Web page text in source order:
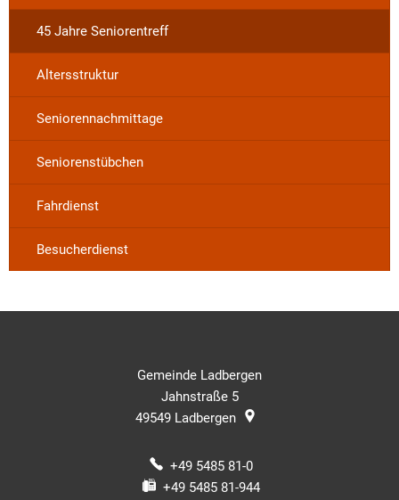
45 Jahre Seniorentreff
Altersstruktur
Seniorennachmittage
Seniorenstübchen
Fahrdienst
Besucherdienst
Gemeinde Ladbergen
Jahnstraße 5
49549 Ladbergen
+49 5485 81-0
+49 5485 81-944